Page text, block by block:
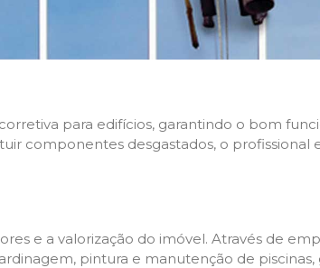
para edifícios, garantindo o bom
componentes desgastados, o profissional
e a valorização do imóvel. Através de
pintura e manutenção de piscinas,